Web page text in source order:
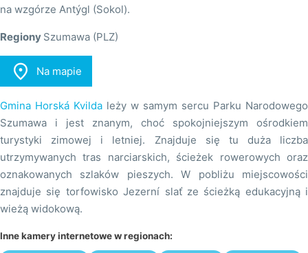
na wzgórze Antýgl (Sokol).
Regiony Szumawa (PLZ)
 Na mapie
Gmina Horská Kvilda leży w samym sercu Parku Narodowego
Szumawa i jest znanym, choć spokojniejszym ośrodkiem
turystyki zimowej i letniej. Znajduje się tu duża liczba
utrzymywanych tras narciarskich, ścieżek rowerowych oraz
oznakowanych szlaków pieszych. W pobliżu miejscowości
znajduje się torfowisko Jezerní slať ze ścieżką edukacyjną i
wieżą widokową.
Inne kamery internetowe w regionach: